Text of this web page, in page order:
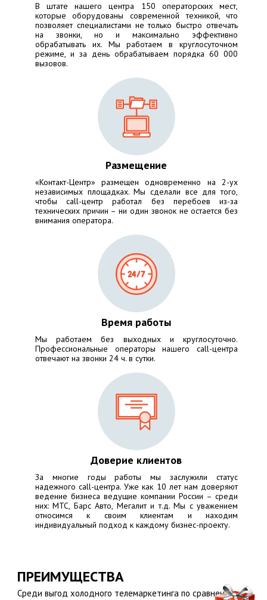
В штате нашего центра 150 операторских мест,
которые оборудованы современной техникой, что
позволяет специалистами не только быстро отвечать
на звонки, но и максимально эффективно
обрабатывать их. Мы работаем в круглосуточном
режиме, и за день обрабатываем порядка 60 000
вызовов.
Размещение
«Контакт-Центр» размещен одновременно на 2-ух
независимых площадках. Мы сделали все для того,
чтобы call-центр работал без перебоев из-за
технических причин – ни один звонок не остается без
внимания оператора.
Время работы
Мы работаем без выходных и круглосуточно.
Профессиональные операторы нашего call-центра
отвечают на звонки 24 ч. в сутки.
Доверие клиентов
За многие годы работы мы заслужили статус
надежного call-центра. Уже как 10 лет нам доверяют
ведение бизнеса ведущие компании России – среди
них:МТС, Барс Авто, Мегалити т.д. Мы с уважением
относимся к своим клиентам и находим
индивидуальный подход к каждому бизнес-проекту.
ПРЕИМУЩЕСТВА
Среди выгод холодного телемаркетинга по сравнению с